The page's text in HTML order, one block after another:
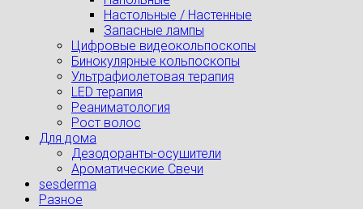
Настольные / Настенные
Запасные лампы
Цифровые видеокольпоскопы
Бинокулярные кольпоскопы
Ультрафиолетовая терапия
LED терапия
Реаниматология
Рост волос
Для дома
Дезодоранты-осушители
Ароматические Свечи
sesderma
Разное